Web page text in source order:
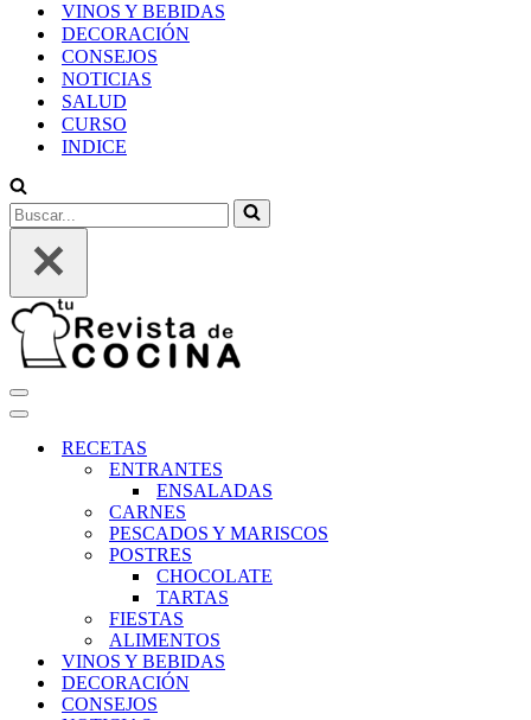
VINOS Y BEBIDAS
DECORACIÓN
CONSEJOS
NOTICIAS
SALUD
CURSO
INDICE
Buscar...
Menú
de
Menú
navegaciónRECETAS
ENTRANTES
ENSALADAS
CARNES
PESCADOS Y MARISCOS
POSTRES
CHOCOLATE
TARTAS
FIESTAS
ALIMENTOS
VINOS Y BEBIDAS
DECORACIÓN
CONSEJOS